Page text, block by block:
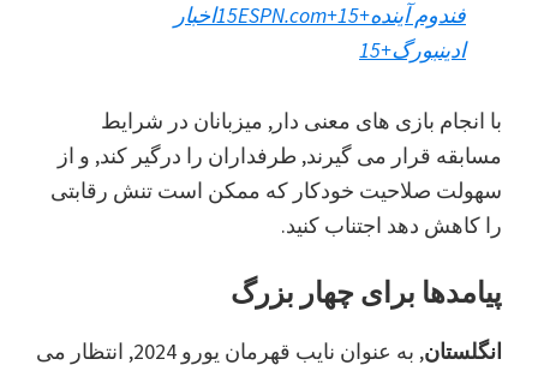
فندوم آینده+15
ESPN.com+15
اخبار
ادینبورگ+15
با انجام بازی های معنی دار, میزبانان در شرایط
مسابقه قرار می گیرند, طرفداران را درگیر کند, و از
سهولت صلاحیت خودکار که ممکن است تنش رقابتی
را کاهش دهد اجتناب کنید.
پیامدها برای چهار بزرگ
انگلستان
, به عنوان نایب قهرمان یورو 2024, انتظار می